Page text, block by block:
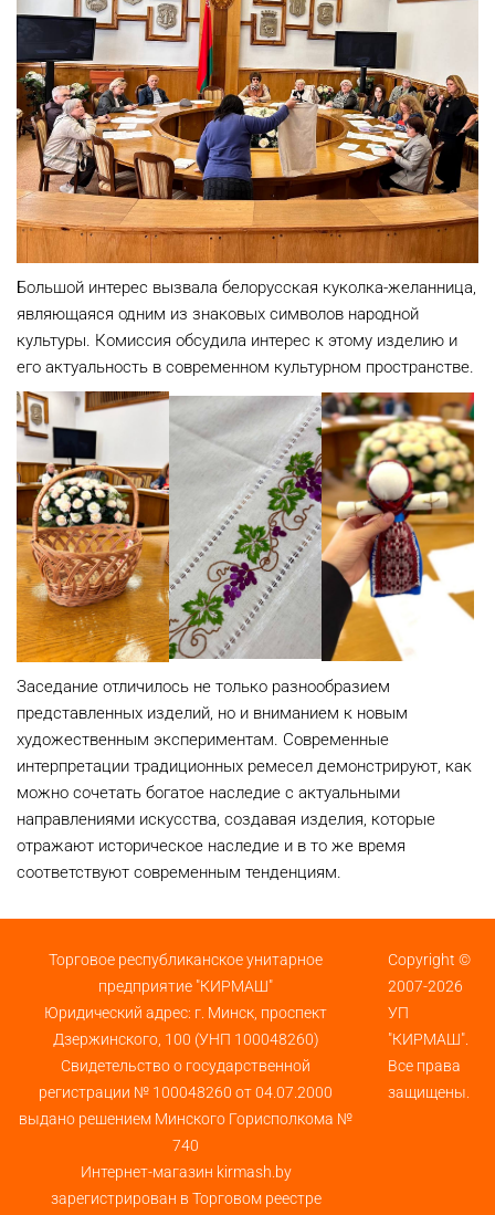
Большой интерес вызвала белорусская куколка-желанница,
являющаяся одним из знаковых символов народной
культуры. Комиссия обсудила интерес к этому изделию и
его актуальность в современном культурном пространстве.
Заседание отличилось не только разнообразием
представленных изделий, но и вниманием к новым
художественным экспериментам. Современные
интерпретации традиционных ремесел демонстрируют, как
можно сочетать богатое наследие с актуальными
направлениями искусства, создавая изделия, которые
отражают историческое наследие и в то же время
соответствуют современным тенденциям.
Торговое республиканское унитарное
предприятие "КИРМАШ"
Юридический адрес: г. Минск, проспект
Дзержинского, 100 (УНП 100048260)
Свидетельство о государственной
регистрации № 100048260 от 04.07.2000
выдано решением Минского Горисполкома №
740
Интернет-магазин kirmash.by
зарегистрирован в Торговом реестре
Copyright ©
2007-2026
УП
"КИРМАШ".
Все права
защищены.